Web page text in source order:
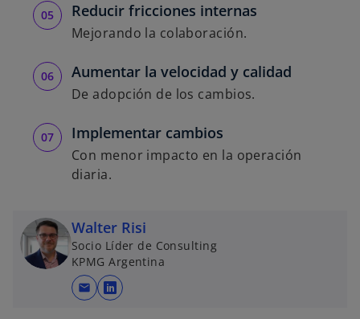
Reducir fricciones internas
Mejorando la colaboración.
Aumentar la velocidad y calidad
De adopción de los cambios.
Implementar cambios
Con menor impacto en la operación
diaria.
Walter Risi
Socio Líder de Consulting
KPMG Argentina
mail
s